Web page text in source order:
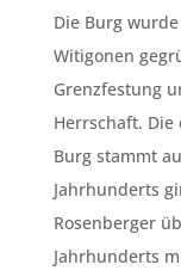
Die Burg
Witigonen
Grenzfestung
Herrschaft.
Burg stammt
Jahrhunderts
Rosenberger
Jahrhunderts